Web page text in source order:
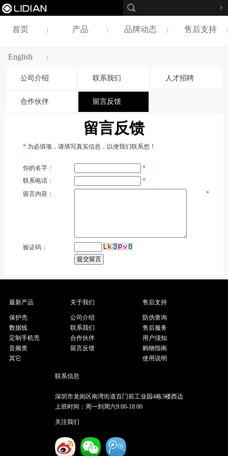
首页 产品 品牌动态 售后支持
English
公司介绍 联系我们 人才招聘
合作伙伴 留言反馈
留言反馈
* 为必填项，请填写真实信息，以便我们联系您！
你的名字：
*
联系电话：
*
留言内容：
*
验证码：
联系信息
深圳市龙岗区南湾街道百门前工业园4栋3楼西边
上班时间：周一到周六9:00-18:00
关注我们
最新产品
保护壳
数据线
定制手机壳
音频类
其它
关于我们
公司介绍
联系我们
合作伙伴
留言反馈
售后支持
防伪查询
售后服务
用户须知
购物指南
使用说明